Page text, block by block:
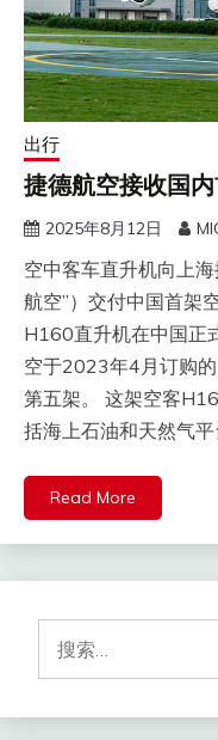
出行
捷德航空接收国
2025年8月12日
空中客车直升机向上
航空”）交付中国首架
H160直升机在中国正
空于2023年4月订购
第五架。 这架空客
括海上石油和天然气
Read More
索：